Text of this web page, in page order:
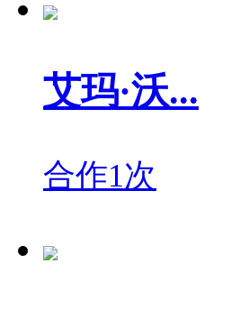
艾玛·沃...
合作1次